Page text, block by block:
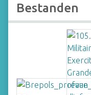
Bestanden